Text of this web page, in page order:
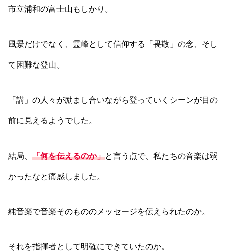
市立浦和の富士山もしかり。
風景だけでなく、霊峰として信仰する「畏敬」の念、そし
て困難な登山。
「講」の人々が励まし合いながら登っていくシーンが目の
前に見えるようでした。
結局、 「何を伝えるのか」と言う点で、私たちの音楽は弱
かったなと痛感しました。
純音楽で音楽そのもののメッセージを伝えられたのか。
それを指揮者として明確にできていたのか。